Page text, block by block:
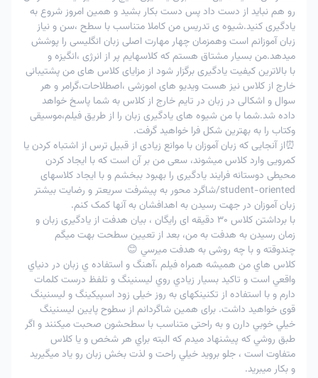
رو هم نباید از دست داد پس دست بکار بشید و همین امروز شروع به
یادگیری کنید.شیوه ی تدریس من کاملا متناسب با سطح ،سن و نیاز
زبان آموزانم است وهمزمان چهار مهارت اصلی زبان انگلیسی را پوشش
میدهد.من بسیار مشتاق هستم که کلاسهایم پر از انرژی ،انگیزه و
با بالاترین کیفیت یادگیری برگزار شود از مزایای کلاس های من پشتیبانی
خارج از کلاس نیز هست ویدیو های اموزشی ،اصطلاحات،گرامر و هر
سوال و اشکالی در زبان در تایم خارج از کلاس به شما پاسخ خواهد
داده شد.شما با من شیوه های یادگیری زبان را از طریق فیلم،موسیقی
وکتاب را به بهترین شکل فرا خواهید گرفت.
⏰از آنجایی که زبان آموزان با موانع زیادی از قبیل ترس از اشتباه کردن یا
کمرویی وارد کلاس میشوند، سعی من بر آن است که با ایجاد کردن
محیطی دوستانه فرایند یادگیری را بهبود ببخشم و با ایجاد کلاسهای
student-oriented/شاگرد محور به پیشرفت سریعتر و رضایت بیشتر
زبان آموزان در جهت رسیدن به اهدافشان به آنها کمک کنم.
با برداشتن کلاس 30 دقیقه ای رایگان ، بیان هدفت از یادگیری زبان و
زمان رسيدن به هدفت به من، بعد از تعيين سطحت بهت میگم
چندوقته و با چه روشی به هدفت ميرسي 😊
كلاس هاي من هميشه همراه فيلم ،آهنگ و استفاده ي زبان در دنياي
واقعي است و تاکید بسيار زيادي روي لیسنینگ و تلفظ درست كلمات
دارم و با استفاده از تکنینکهای به روز خیلی زود اسپیکینگ و لیسنینگ
قوی خواهید داشت. برای همین شاگردانم از سطوح پایین لیسنینگ
خيلي خوبي دارن و به راحتی متناسب با سطحشون صحبت میکنند و اگر
طبق روشي كه پيشنهاد ميدم كه البته براي هر شخص و يا كلاس
متفاوت است ، جلو برويد خيلي راحت و لذت بخش زبان رو ياد ميگيريد
و بكار ميبريد.